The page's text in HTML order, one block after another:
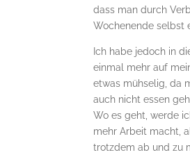
dass man durch
Wochenende selbst
Ich habe jedoch in
einmal mehr auf
etwas mühselig, da
auch nicht essen
Wo es geht, werde
mehr Arbeit macht,
trotzdem ab und zu